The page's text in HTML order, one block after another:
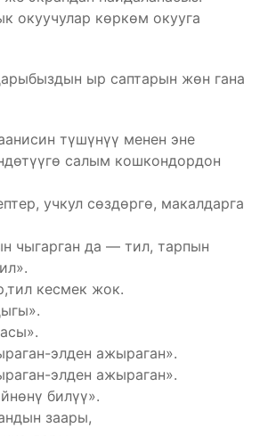
окуучулар көркөм окууга
ыр саптарын жөн гана
түшүнүү менен эне
салым кошкондордон
учкул сөздөргө, макалдарга
чыгарган да — тил, тарпын
кесмек жок.
элден ажыраган».
элден ажыраган».
билүү».
заары,